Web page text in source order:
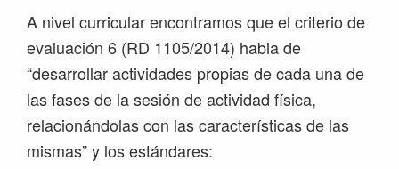
A nivel curricular encontramos que el criterio de
evaluación 6 (RD 1105/2014) habla de
“desarrollar actividades propias de cada una de
las fases de la sesión de actividad física,
relacionándolas con las características de las
mismas” y los estándares: